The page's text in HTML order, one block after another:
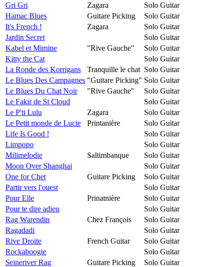
Gri Gri
Zagara
Solo Guitar
Hamac Blues
Guitare Picking
Solo Guitar
It's French !
Zagara
Solo Guitar
Jardin Secret
Solo Guitar
Kabel et Mimine
"Rive Gauche"
Solo Guitar
Kitty the Cat
Solo Guitar
La Ronde des Korrigans
Tranquille le chat Solo Guitar
Le Blues Des Campagnes "Guitare Picking" Solo Guitar
Le Blues Du Chat Noir
"Rive Gauche"
Solo Guitar
Le Fakir de St Cloud
Solo Guitar
Le P'ti Lulu
Zagara
Solo Guitar
Le Petit monde de Lucie
Printanière
Solo Guitar
Life Is Good !
Solo Guitar
Limpopo
Solo Guitar
Milimelodie
Saltimbanque
Solo Guitar
Moon Over Shanghai
Solo Guitar
One for Chet
Guitare Picking
Solo Guitar
Partir vers l'ouest
Solo Guitar
Pour Elle
Prinatnière
Solo Guitar
Pour te dire adieu
Solo Guitar
Rag Warendin
Chez François
Solo Guitar
Ragadadi
Solo Guitar
Rive Droite
French Guitar
Solo Guitar
Rockaboogie
Solo Guitar
Seineriver Rag
Guitare Picking
Solo Guitar